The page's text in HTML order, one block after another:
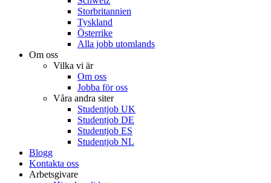
Storbritannien
Tyskland
Österrike
Alla jobb utomlands
Om oss
Vilka vi är
Om oss
Jobba för oss
Våra andra siter
Studentjob UK
Studentjob DE
Studentjob ES
Studentjob NL
Blogg
Kontakta oss
Arbetsgivare